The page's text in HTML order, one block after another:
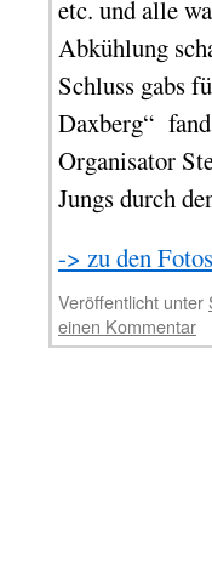
etc. und alle
Abkühlung
Schluss gabs
Daxberg“
Organisator
Jungs durch
-> zu den Fotos
Veröffentlicht unter
einen Kommentar